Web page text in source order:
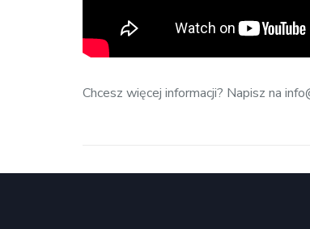
Chcesz więcej informacji? Napisz na